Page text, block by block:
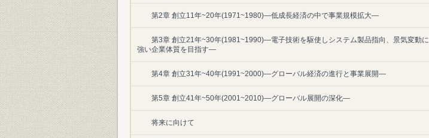
第2章 創立11年~20年(1971~1980)―低成長経済の中で事業規模拡大―
第3章 創立21年~30年(1981~1990)―電子技術を駆使しシステム製品指向、景気変動に
強い企業体質を目指す―
第4章 創立31年~40年(1991~2000)―グローバル経済の進行と事業展開―
第5章 創立41年~50年(2001~2010)―グローバル展開の深化―
将来に向けて